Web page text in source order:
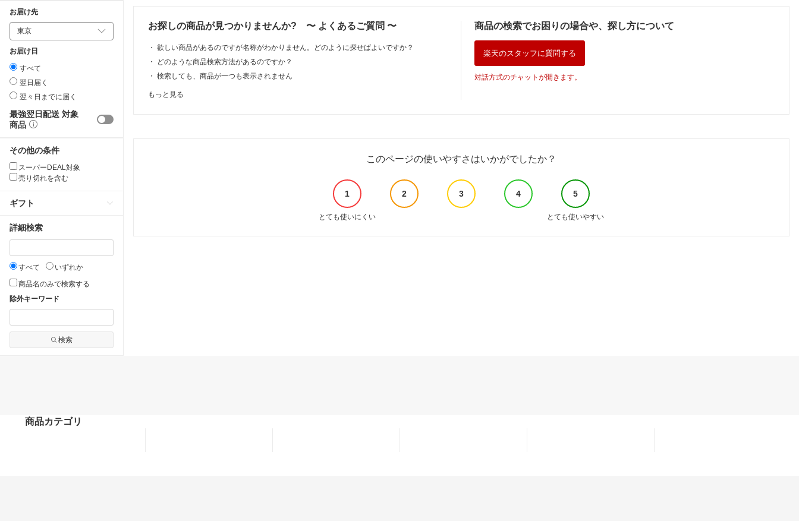
お届け先
お届け日
すべて
翌日届く
翌々日までに届く
最強翌日配送 対象
商品
その他の条件
スーパーDEAL対象
売り切れを含む
ギフト
詳細検索
すべて
いずれか
商品名のみで検索する
除外キーワード
検索
お探しの商品が見つかりませんか? 〜 よくあるご質問 〜
・ 欲しい商品があるのですが名称がわかりません。どのように探せばよいですか？
・
どのような商品検索方法があるのですか？
・ 検索しても、商品が一つも表示されません
もっと見る
商品の検索でお困りの場合や、探し方について
楽天のスタッフに質問する
対話方式のチャットが開きます。
このページの使いやすさはいかがでしたか？
1 2 3 4 5
とても使いにくい とても使いやすい
商品カテゴリ